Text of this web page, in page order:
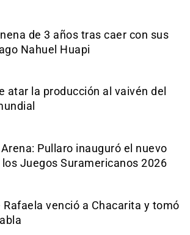
de 3 años tras caer con sus
Nahuel Huapi
atar la producción al vaivén del
Arena: Pullaro inauguró el nuevo
Juegos Suramericanos 2026
venció a Chacarita y tomó